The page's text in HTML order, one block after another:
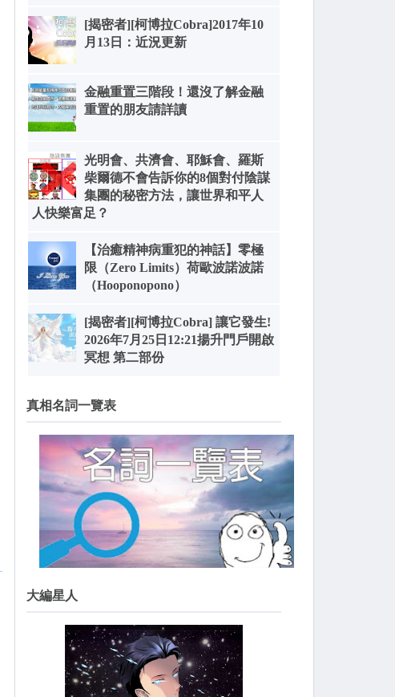
[揭密者][柯博拉Cobra]2017年10
月13日：近況更新
金融重置三階段！還沒了解金融
重置的朋友請詳讀
光明會、共濟會、耶穌會、羅斯
柴爾德不會告訴你的8個對付陰謀
集團的秘密方法，讓世界和平人
人快樂富足？
【治癒精神病重犯的神話】零極
限（Zero Limits）荷歐波諾波諾
（Hooponopono）
[揭密者][柯博拉Cobra] 讓它發生!
2026年7月25日12:21揚升門戶開啟
冥想 第二部份
真相名詞一覽表
大編星人